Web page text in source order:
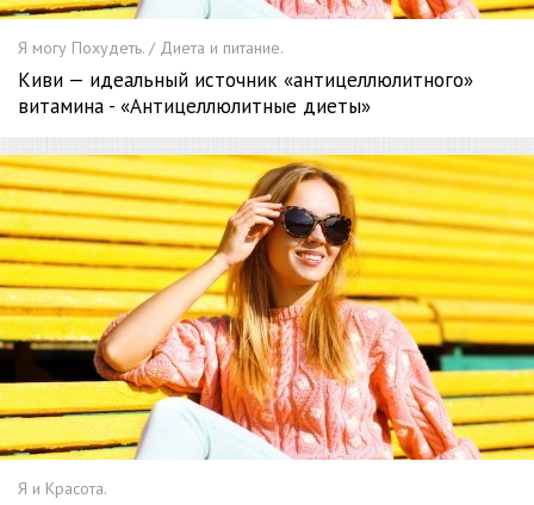
Я могу Похудеть. / Диета и питание.
Киви — идеальный источник «антицеллюлитного»
витамина - «Антицеллюлитные диеты»
Я и Красота.